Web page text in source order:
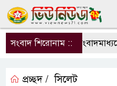
সংবাদ শিরোনাম ::
প্রচ্ছদ / সিলেট